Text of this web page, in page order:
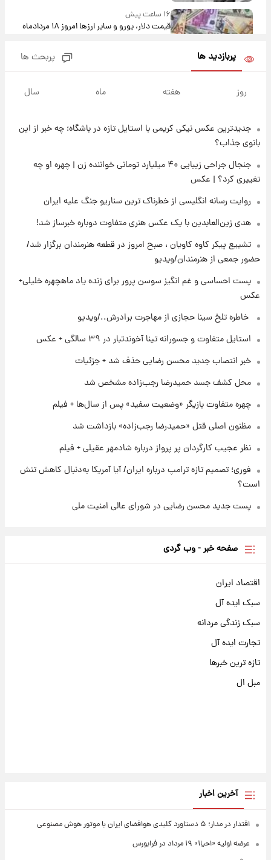
۱۶ ساعت پیش
قیمت دلار، یورو و سایر ارزها امروز ۱۸ مردادماه
جدول
۱۵ ساعت پیش
زمان برگزاری دربی ۱۰۷ اعلام شد؟
۱۹ ساعت پیش
خبر انتصاب جدید محسن رضایی حذف شد +
جزئیات
ملی
آتش‌سوزی در لوناپارک شیراز؛ آخرین وضعیت
خزندگان خطرناک پس از حادثه
پربازدید ها پربحث ها
روز هفته ماه سال
جدیدترین عکس نیکی کریمی با استایل تازه در باشگاه؛ چه خبر از این
بانوی جذاب؟
جنجال جراحی زیبایی ۴۰ میلیارد تومانی خواننده زن | چهره او چه
تغییری کرد؟ | عکس
روایت رسانه انگلیسی از خطرناک ترین سناریو جنگ علیه ایران
هدی زین‌العابدین با یک عکس هنری متفاوت دوباره خبرساز شد!
تشییع پیکر کاوه کاویان ، صبح امروز در قطعه هنرمندان برگزار شد/
حضور جمعی از هنرمندان/ویدیو
پست احساسی و غم انگیز سوسن پرور برای زنده یاد ماهچهره خلیلی+
عکس
⁨ خاطره تلخ سینا حجازی از مهاجرت برادرش../ویدیو
استایل متفاوت و جسورانه تینا آخوندتبار در ۳۹ سالگی + عکس
خبر انتصاب جدید محسن رضایی حذف شد + جزئیات
محل کشف جسد حمیدرضا رجب‌زاده مشخص شد
چهره متفاوت بازیگر «وضعیت سفید» پس از سال‌ها + فیلم
مظنون اصلی قتل «حمیدرضا رجب‌زاده» بازداشت شد
نظر عجیب کارگردان پر پرواز درباره شادمهر عقیلی + فیلم
فوری؛ تصمیم تازه ترامپ درباره ایران/ آیا آمریکا به‌دنبال کاهش تنش
است؟
پست جدید محسن رضایی در شورای عالی امنیت ملی
صفحه خبر - وب گردی
اقتصاد ایران
سبک ایده آل
سبک زندگی مردانه
تجارت ایده آل
تازه ترین خبرها
مبل ال
آخرین اخبار
اقتدار در مدار؛ ۵ دستاورد کلیدی هوافضای ایران با موتور هوش مصنوعی
عرضه اولیه «احیا۱» ۱۹ مرداد در فرابورس